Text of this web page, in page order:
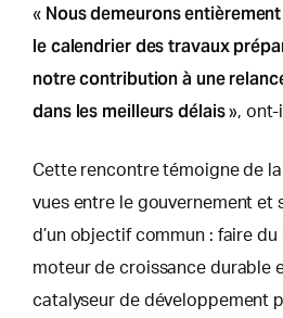
« Nous demeurons
le calendrier des travaux
notre contribution à une
dans les meilleurs délais», ont-
Cette rencontre témoigne de
vues entre le gouvernement et
d’un objectif commun : faire
moteur de croissance durable
catalyseur de développement